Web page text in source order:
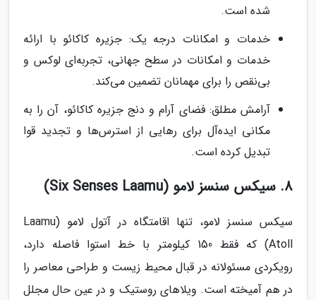
شده است.
خدمات و امکانات درجه یک: جزیره کاکائو با ارائه
خدمات و امکانات در سطح جهانی، تجربه‌ای لوکس و
بی‌نقص را برای مهمانان تضمین می‌کند.
آرامش مطلق: فضای آرام و دنج جزیره کاکائو، آن را به
مکانی ایده‌آل برای رهایی از استرس‌ها و تجدید قوا
تبدیل کرده است.
8. سیکس سنسز لامو (Six Senses Laamu)
سیکس سنسز لامو، تنها اقامتگاه در آتول لامو (Laamu
Atoll) که فقط 150 کیلومتر با خط استوا فاصله دارد،
رویکردی مسئولانه در قبال محیط زیست و طراحی معاصر را
در هم آمیخته است. ویلاهای روستیک و در عین حال مجلل